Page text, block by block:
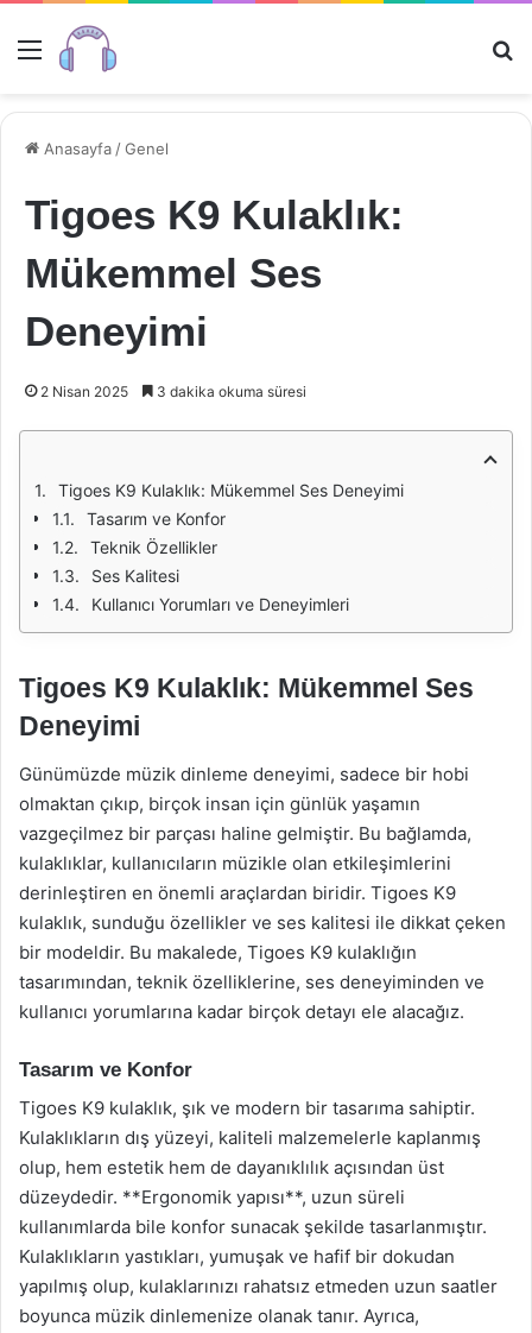
Menü
Anasayfa /Genel
Tigoes K9 Kulaklık:
Mükemmel Ses
Deneyimi
2 Nisan 2025 3 dakika okuma süresi
Tigoes K9 Kulaklık: Mükemmel Ses Deneyimi
Tasarım ve Konfor
Teknik Özellikler
Ses Kalitesi
Kullanıcı Yorumları ve Deneyimleri
Tigoes K9 Kulaklık: Mükemmel Ses
Deneyimi
Günümüzde müzik dinleme deneyimi, sadece bir hobi
olmaktan çıkıp, birçok insan için günlük yaşamın
vazgeçilmez bir parçası haline gelmiştir. Bu bağlamda,
kulaklıklar, kullanıcıların müzikle olan etkileşimlerini
derinleştiren en önemli araçlardan biridir. Tigoes K9
kulaklık, sunduğu özellikler ve ses kalitesi ile dikkat çeken
bir modeldir. Bu makalede, Tigoes K9 kulaklığın
tasarımından, teknik özelliklerine, ses deneyiminden ve
kullanıcı yorumlarına kadar birçok detayı ele alacağız.
Tasarım ve Konfor
Tigoes K9 kulaklık, şık ve modern bir tasarıma sahiptir.
Kulaklıkların dış yüzeyi, kaliteli malzemelerle kaplanmış
olup, hem estetik hem de dayanıklılık açısından üst
düzeydedir. **Ergonomik yapısı**, uzun süreli
kullanımlarda bile konfor sunacak şekilde tasarlanmıştır.
Kulaklıkların yastıkları, yumuşak ve hafif bir dokudan
yapılmış olup, kulaklarınızı rahatsız etmeden uzun saatler
boyunca müzik dinlemenize olanak tanır. Ayrıca,